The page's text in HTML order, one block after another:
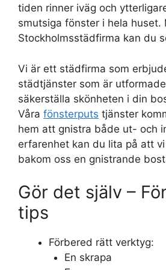
tiden rinner iväg och
smutsiga fönster i hela huset.
Stockholmsstädfirma kan du
Vi är ett städfirma som
städtjänster som är
säkerställa skönheten i din
Våra fönsterputs tjänster
hem att gnistra både ut- och
erfarenhet kan du lita på att
bakom oss en gnistrande
Gör det själv –
tips
Förbered rätt verktyg:
En skrapa